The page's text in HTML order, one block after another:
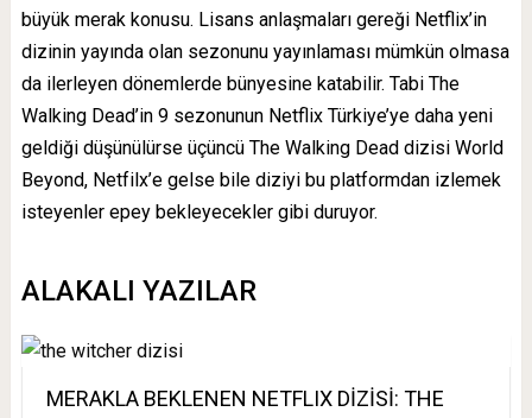
büyük merak konusu. Lisans anlaşmaları gereği Netflix’in
dizinin yayında olan sezonunu yayınlaması mümkün olmasa
da ilerleyen dönemlerde bünyesine katabilir. Tabi The
Walking Dead’in 9 sezonunun Netflix Türkiye’ye daha yeni
geldiği düşünülürse üçüncü The Walking Dead dizisi World
Beyond, Netfilx’e gelse bile diziyi bu platformdan izlemek
isteyenler epey bekleyecekler gibi duruyor.
ALAKALI YAZILAR
MERAKLA BEKLENEN NETFLIX DİZİSİ: THE